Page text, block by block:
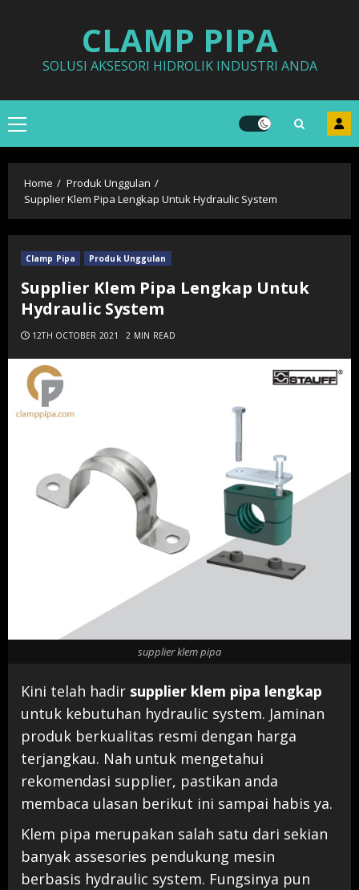
CLAMP PIPA
SOLUSI AKSESORI HIDROLIK INDUSTRI ANDA
Primary
Menu
Home
Produk Unggulan
Supplier Klem Pipa Lengkap Untuk Hydraulic System
Clamp Pipa Produk Unggulan
Supplier Klem Pipa Lengkap Untuk
Hydraulic System
12TH OCTOBER 2021 2 MIN READ
supplier klem pipa
Kini telah hadir supplier klem pipa lengkap
untuk kebutuhan hydraulic system. Jaminan
produk berkualitas resmi dengan harga
terjangkau. Nah untuk mengetahui
rekomendasi supplier, pastikan anda
membaca ulasan berikut ini sampai habis ya.
Klem pipa merupakan salah satu dari sekian
banyak assesories pendukung mesin
berbasis hydraulic system. Fungsinya pun